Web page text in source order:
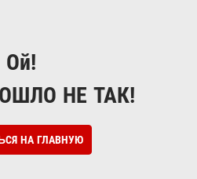
Ой!
НЕ ТАК!
НА ГЛАВНУЮ